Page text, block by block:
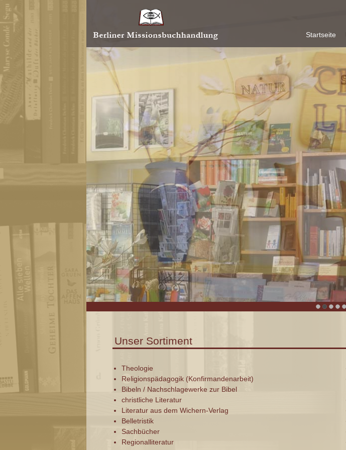
Startseite
Unser Sortiment
Theologie
Religionspädagogik (Konfirmandenarbeit)
Bibeln / Nachschlagewerke zur Bibel
christliche Literatur
Literatur aus dem Wichern-Verlag
Belletristik
Sachbücher
Regionalliteratur